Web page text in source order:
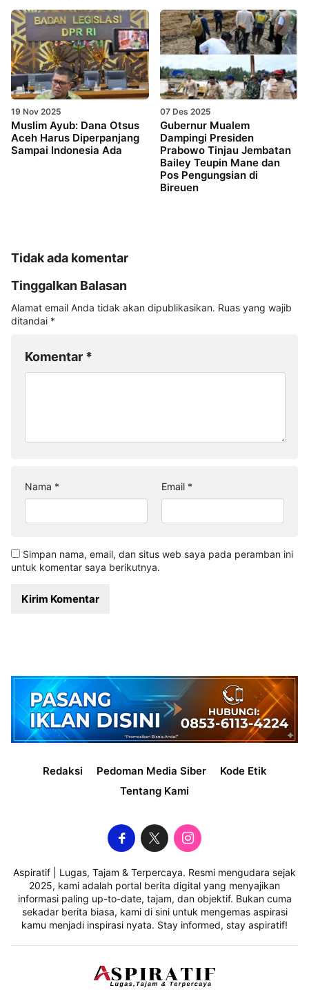
19 Nov 2025
Muslim Ayub: Dana Otsus
Aceh Harus Diperpanjang
Sampai Indonesia Ada
07 Des 2025
Gubernur Mualem
Dampingi Presiden
Prabowo Tinjau Jembatan
Bailey Teupin Mane dan
Pos Pengungsian di
Bireuen
Tidak ada komentar
Tinggalkan Balasan
Alamat email Anda tidak akan dipublikasikan. Ruas yang wajib
ditandai *
Komentar *
Nama * Email *
Simpan nama, email, dan situs web saya pada peramban ini
untuk komentar saya berikutnya.
Redaksi Pedoman Media Siber
Kode Etik
Tentang Kami
Aspiratif | Lugas, Tajam & Terpercaya. Resmi mengudara sejak
2025, kami adalah portal berita digital yang menyajikan
informasi paling up-to-date, tajam, dan objektif. Bukan cuma
sekadar berita biasa, kami di sini untuk mengemas aspirasi
kamu menjadi inspirasi nyata. Stay informed, stay aspiratif!